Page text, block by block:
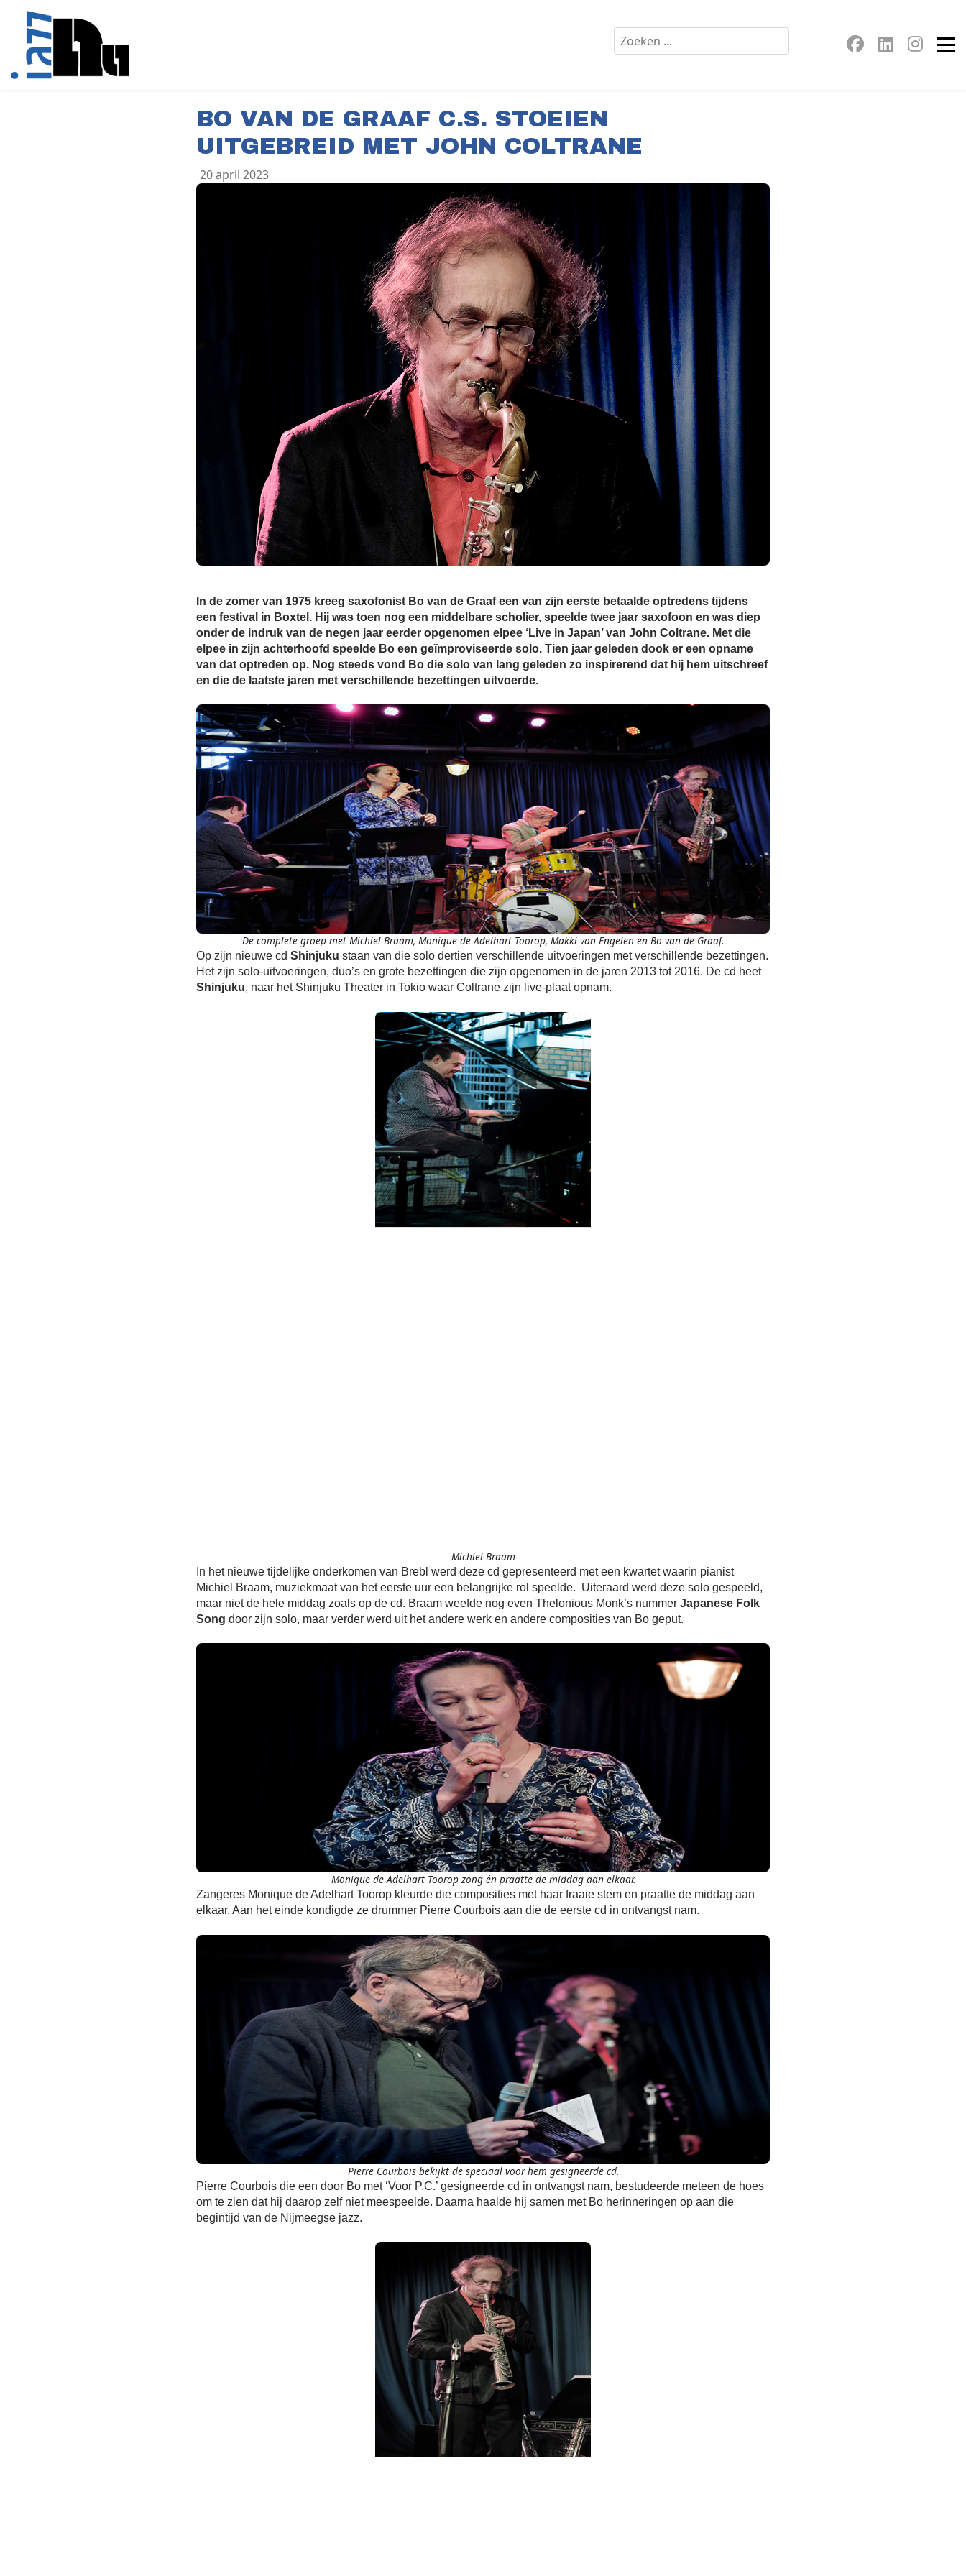
BO VAN DE GRAAF C.S. STOEIEN
UITGEBREID MET JOHN COLTRANE
20 april 2023
In de zomer van 1975 kreeg saxofonist Bo van de Graaf een van zijn eerste betaalde optredens tijdens
een festival in Boxtel. Hij was toen nog een middelbare scholier, speelde twee jaar saxofoon en was diep
onder de indruk van de negen jaar eerder opgenomen elpee ‘Live in Japan’ van John Coltrane. Met die
elpee in zijn achterhoofd speelde Bo een geïmproviseerde solo. Tien jaar geleden dook er een opname
van dat optreden op. Nog steeds vond Bo die solo van lang geleden zo inspirerend dat hij hem uitschreef
en die de laatste jaren met verschillende bezettingen uitvoerde.
De complete groep met Michiel Braam, Monique de Adelhart Toorop, Makki van Engelen en Bo van de Graaf.
Op zijn nieuwe cd Shinjuku staan van die solo dertien verschillende uitvoeringen met verschillende bezettingen.
Het zijn solo-uitvoeringen, duo’s en grote bezettingen die zijn opgenomen in de jaren 2013 tot 2016. De cd heet
Shinjuku, naar het Shinjuku Theater in Tokio waar Coltrane zijn live-plaat opnam.
Michiel Braam
In het nieuwe tijdelijke onderkomen van Brebl werd deze cd gepresenteerd met een kwartet waarin pianist
Michiel Braam, muziekmaat van het eerste uur een belangrijke rol speelde. Uiteraard werd deze solo gespeeld,
maar niet de hele middag zoals op de cd. Braam weefde nog even Thelonious Monk’s nummer Japanese Folk
Song door zijn solo, maar verder werd uit het andere werk en andere composities van Bo geput.
Monique de Adelhart Toorop zong én praatte de middag aan elkaar.
Zangeres Monique de Adelhart Toorop kleurde die composities met haar fraaie stem en praatte de middag aan
elkaar. Aan het einde kondigde ze drummer Pierre Courbois aan die de eerste cd in ontvangst nam.
Pierre Courbois bekijkt de speciaal voor hem gesigneerde cd.
Pierre Courbois die een door Bo met ‘Voor P.C.’ gesigneerde cd in ontvangst nam, bestudeerde meteen de hoes
om te zien dat hij daarop zelf niet meespeelde. Daarna haalde hij samen met Bo herinneringen op aan die
begintijd van de Nijmeegse jazz.